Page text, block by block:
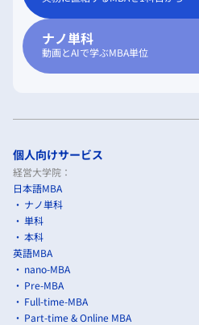
ナノ単科
動画とAIで学ぶMBA単位
個人向けサービス
経営大学院：
日本語MBA
ナノ単科
単科
本科
英語MBA
nano-MBA
Pre-MBA
Full-time-MBA
Part-time & Online MBA